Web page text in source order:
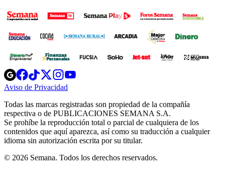
Opens
in
new
Opens
in
new
Opens
in
new
window
Opens
new
windowwindow
Aviso de Privacidad
new
window
Todas las marcas registradas son propiedad de la compañía
respectiva o de PUBLICACIONES SEMANA S.A.
Se prohíbe la reproducción total o parcial de cualquiera de los
contenidos que aquí aparezca, así como su traducción a cualquier
idioma sin autorización escrita por su titular.
© 2026 Semana. Todos los derechos reservados.